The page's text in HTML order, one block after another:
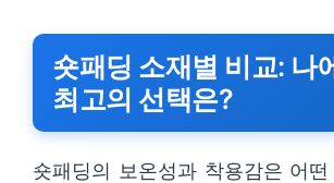
숏패딩 소재별 비교: 나
최고의 선택은?
숏패딩의 보온성과 착용감은 어